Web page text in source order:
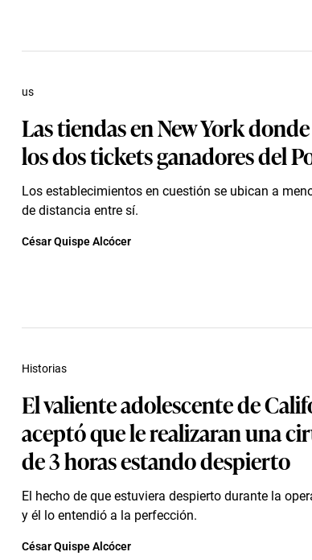
Las tiendas en New York
los dos tickets ganadores del
Los establecimientos en cuestión se ubican a
de distancia entre sí.
us
César Quispe Alcócer
El valiente adolescente de
aceptó que le realizaran una
de 3 horas estando despierto
El hecho de que estuviera despierto durante la
y él lo entendió a la perfección.
Historias
César Quispe Alcócer